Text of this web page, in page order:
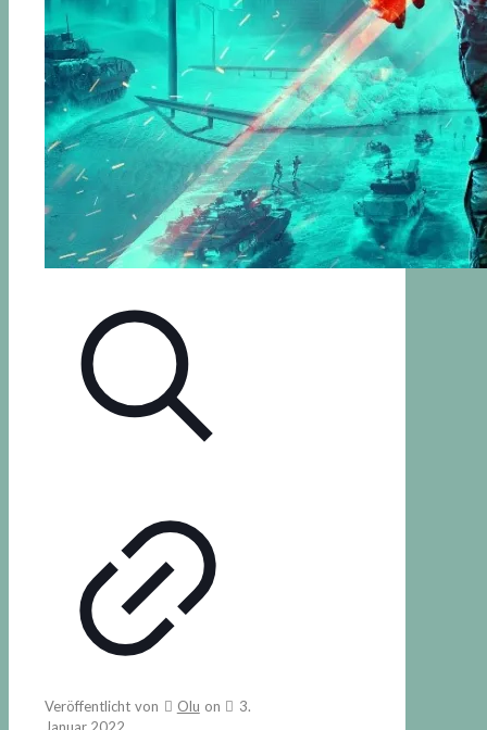
Veröffentlicht von Olu on
3.